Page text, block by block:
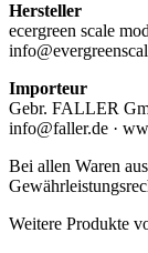
Hersteller
ecergreen scale
Importeur
Gebr. FALLER
info@faller.de ·
Bei allen Waren
Weitere Produkte